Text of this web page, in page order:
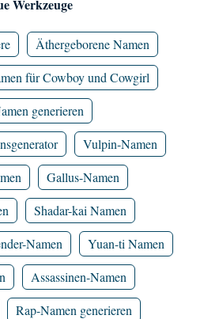
Werkzeuge
Äthergeborene Namen
für Cowboy und Cowgirl
generieren
Vulpin-Namen
Gallus-Namen
Shadar-kai Namen
Namen
Yuan-ti Namen
Assassinen-Namen
Rap-Namen generieren